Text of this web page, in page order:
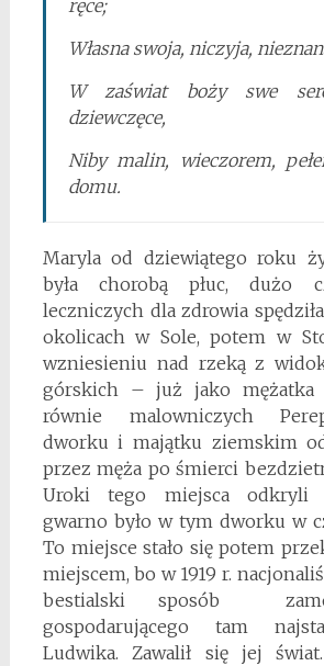
ręce;
Własna swoja, niczyja,
W zaświat boży swe
dziewczęce,
Niby malin, wieczorem,
domu.
Maryla od dziewiątego roku
była chorobą płuc, dużo
leczniczych dla zdrowia
okolicach w Sole, potem w
wzniesieniu nad rzeką z
górskich – już jako mężatka
równie malowniczych
dworku i majątku ziemskim
przez męża po śmierci
Uroki tego miejsca odkryli
gwarno było w tym dworku w
To miejsce stało się potem
miejscem, bo w 1919 r.
bestialski sposób
gospodarującego tam
Ludwika. Zawalił się jej